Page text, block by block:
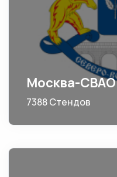
Москва-СВАО
7388 Стендов